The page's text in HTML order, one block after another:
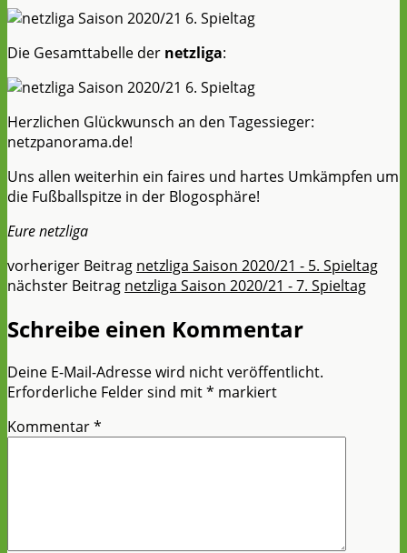
Die Gesamttabelle der netzliga:
Herzlichen Glückwunsch an den Tagessieger:
netzpanorama.de!
Uns allen weiterhin ein faires und hartes Umkämpfen um
die Fußballspitze in der Blogosphäre!
Eure netzliga
vorheriger Beitrag netzliga Saison 2020/21 - 5. Spieltag
nächster Beitrag netzliga Saison 2020/21 - 7. Spieltag
Schreibe einen Kommentar
Deine E-Mail-Adresse wird nicht veröffentlicht.
Erforderliche Felder sind mit* markiert
Kommentar*